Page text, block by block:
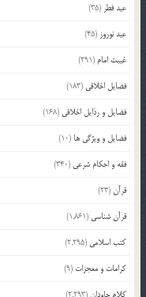
عید فطر (35)
عید نوروز (45)
غیبت امام (291)
فضایل اخلاقی (183)
فضایل و رذایل اخلاقی (168)
فضایل و ویژگی ها (10)
فقه و احکام شرعی (340)
قرآن(23)
قرآن شناسی (1,861)
کتب اسلامی (2,295)
کرامات و معجزات (9)